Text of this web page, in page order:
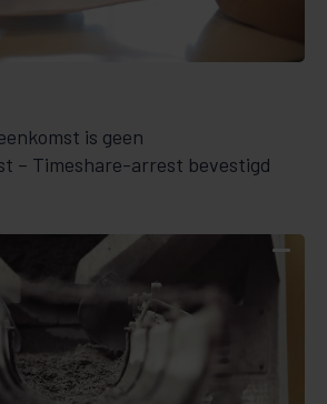
is geen
– Timeshare-arrest bevestigd